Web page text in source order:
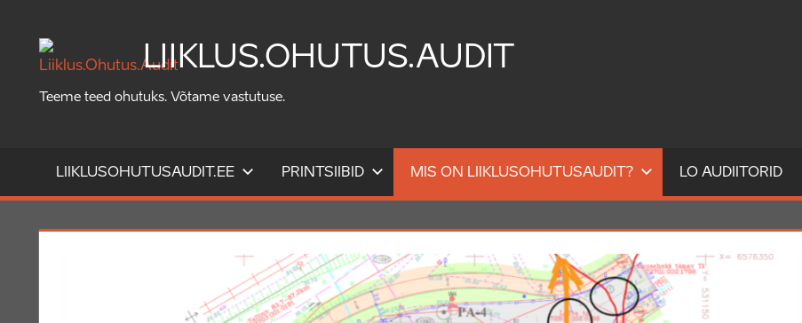
content
LIIKLUS.OHUTUS.AUDIT
Teeme teed ohutuks. Võtame vastutuse.
LIIKLUSOHUTUSAUDIT.EE PRINTSIIBID MIS ON LIIKLUSOHUTUSAUDIT? LO AUDIITORID